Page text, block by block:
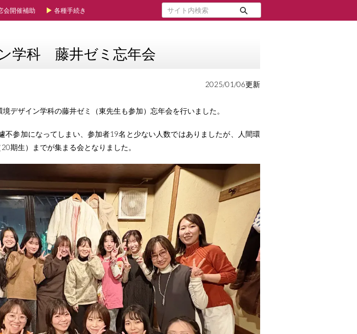
会開催補助 各種手続き
学科 藤井ゼミ忘年会
2025/01/06更新
デザイン学科の藤井ゼミ（東先生も参加）忘年会を行いました。
不参加になってしまい、参加者19名と少ない人数ではありましたが、人間環
期生）までが集まる会となりました。